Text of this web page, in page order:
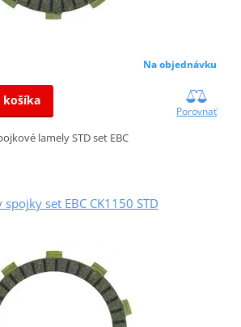
Na objednávku
košíka
Porovnať
lamely STD set EBC
spojky set EBC CK1150 STD